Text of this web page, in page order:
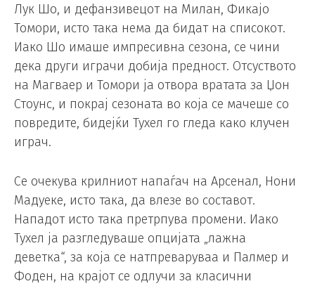
Лук Шо, и дефанзивецот на Милан, Фикајо
Томори, исто така нема да бидат на списокот.
Иако Шо имаше импресивна сезона, се чини
дека други играчи добија предност. Отсуството
на Магваер и Томори ја отвора вратата за Џон
Стоунс, и покрај сезоната во која се мачеше со
повредите, бидејќи Тухел го гледа како клучен
играч.
Се очекува крилниот напаѓач на Арсенал, Нони
Мадуеке, исто така, да влезе во составот.
Нападот исто така претрпува промени. Иако
Тухел ја разгледуваше опцијата „лажна
деветка“, за која се натпреваруваа и Палмер и
Фоден, на крајот се одлучи за класични